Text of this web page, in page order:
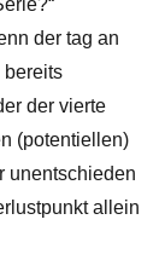
der tag an
bereits
der vierte
(potentiellen)
unentschieden
allein